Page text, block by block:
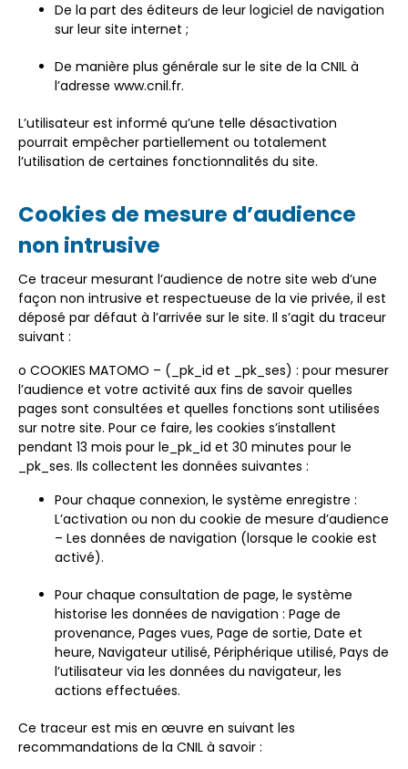
De la part des éditeurs de leur logiciel de navigation
sur leur site internet ;
De manière plus générale sur le site de la CNIL à
l’adresse www.cnil.fr.
L’utilisateur est informé qu’une telle désactivation
pourrait empêcher partiellement ou totalement
l’utilisation de certaines fonctionnalités du site.
Cookies de mesure d’audience
non intrusive
Ce traceur mesurant l’audience de notre site web d’une
façon non intrusive et respectueuse de la vie privée, il est
déposé par défaut à l’arrivée sur le site. Il s’agit du traceur
suivant :
o COOKIES MATOMO – (_pk_id et _pk_ses) : pour mesurer
l’audience et votre activité aux fins de savoir quelles
pages sont consultées et quelles fonctions sont utilisées
sur notre site. Pour ce faire, les cookies s’installent
pendant 13 mois pour le_pk_id et 30 minutes pour le
_pk_ses. Ils collectent les données suivantes :
Pour chaque connexion, le système enregistre :
L’activation ou non du cookie de mesure d’audience
– Les données de navigation (lorsque le cookie est
activé).
Pour chaque consultation de page, le système
historise les données de navigation : Page de
provenance, Pages vues, Page de sortie, Date et
heure, Navigateur utilisé, Périphérique utilisé, Pays de
l’utilisateur via les données du navigateur, les
actions effectuées.
Ce traceur est mis en œuvre en suivant les
recommandations de la CNIL à savoir :